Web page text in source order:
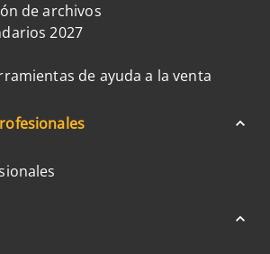
de archivos
2027
de ayuda a la venta